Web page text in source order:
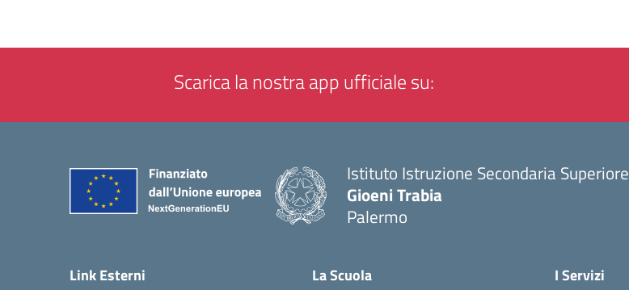
Scarica la nostra app ufficiale su:
Istituto Istruzione Secondaria Superiore
Gioeni Trabia
Palermo
Link Esterni La Scuola I Servizi